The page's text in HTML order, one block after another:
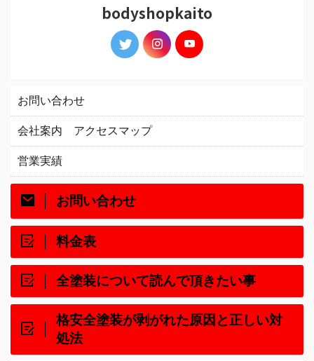
bodyshopkaito
お問い合わせ
会社案内 アクセスマップ
営業実績
お問い合わせ
料金表
全塗装について読んで頂きたい事
格安全塗装が剥がれた原因と正しい対
処法